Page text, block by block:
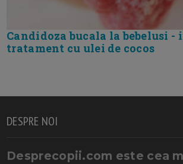
Candidoza bucala la bebelusi -
tratament cu ulei de cocos
DESPRE NOI
Desprecopii.com este cea